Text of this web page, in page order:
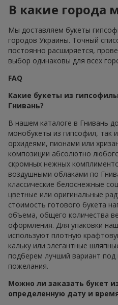
В какие города
Мы доставляем букеты
городов Украины. Точный
постоянно расширяется,
выбор одинаковы для всех
FAQ
Какие букеты из
Гнивань?
В нашем каталоге в Гнивань
монобукеты из гипсофил, так
орхидеями, пионами или
композиции абсолютно
скромных нежных
воздушными облаками по
классические белоснежные
цветные или оригинальные
стоимость готового букета
объема, общего количества
оформления. Для упаковки
используют плотную
кальку или элегантные
подберем лучший вариант
пожелания.
Можно ли заказать букет
определенную дату и